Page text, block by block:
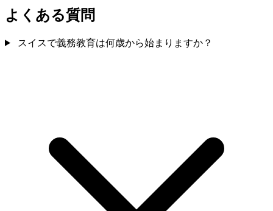
よくある質問
スイスで義務教育は何歳から始まりますか？